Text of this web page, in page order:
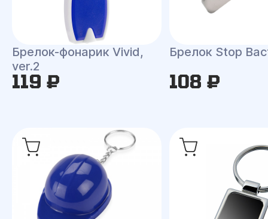
Брелок-фонарик Vivid,
ver.2
119 ₽
Брелок Stop
108 ₽